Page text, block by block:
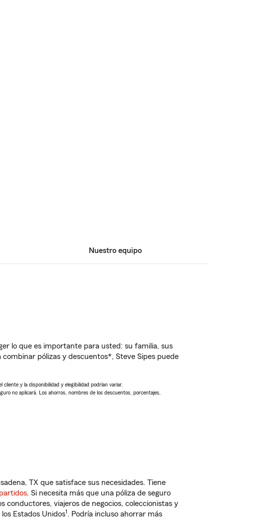
Nuestro equipo
lo que es importante para usted: su familia, sus
pólizas y descuentos*, Steve Sipes puede
y la disponibilidad y elegibilidad podrían variar.
no aplicará. Los ahorros, nombres de los descuentos, porcentajes,
TX que satisface sus necesidades. Tiene
. Si necesita más que una póliza de seguro
conductores, viajeros de negocios, coleccionistas y
Estados Unidos1. Podría incluso ahorrar más